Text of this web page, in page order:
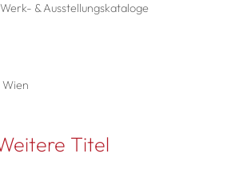
& Ausstellungskataloge
Titel